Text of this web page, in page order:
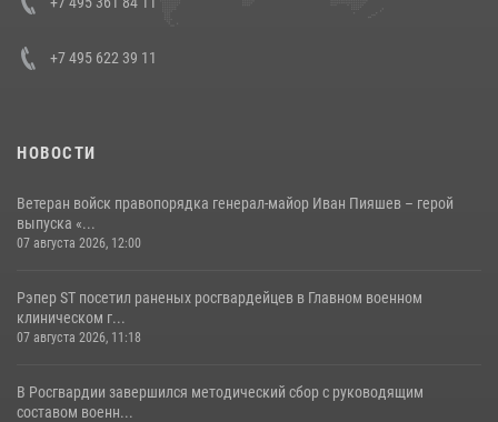
+7 495 622 39 11
НОВОСТИ
Ветеран войск правопорядка генерал-майор Иван Пияшев – герой
выпуска «...
07 августа 2026, 12:00
Рэпер ST посетил раненых росгвардейцев в Главном военном
клиническом г...
07 августа 2026, 11:18
В Росгвардии завершился методический сбор с руководящим
составом военн...